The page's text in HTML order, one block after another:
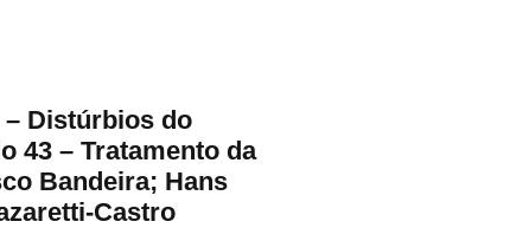
– Distúrbios do
43 – Tratamento da
Bandeira; Hans
Castro